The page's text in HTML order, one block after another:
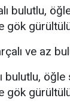
bulutlu,
ve az
bulutlu,